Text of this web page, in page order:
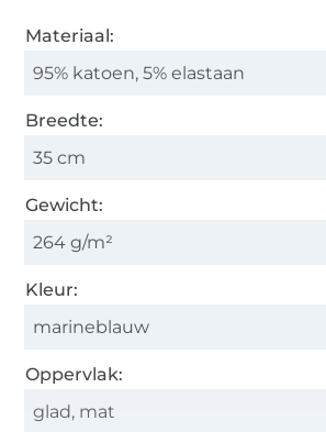
Materiaal:
95% katoen, 5% elastaan
Breedte:
35 cm
Gewicht:
264 g/m²
Kleur:
marineblauw
Oppervlak:
glad, mat